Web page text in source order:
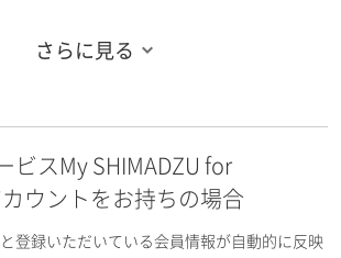
さらに見る
ビスMy SHIMADZU for
ウントをお持ちの場合
登録いただいている会員情報が自動的に反映